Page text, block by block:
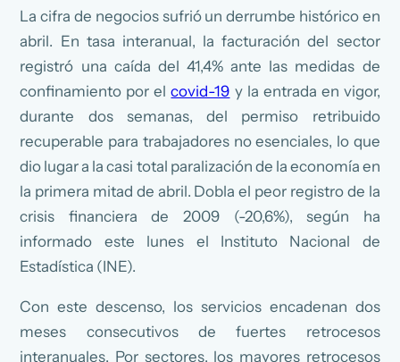
La cifra de negocios sufrió un derrumbe histórico en
abril. En tasa interanual, la facturación del sector
registró una caída del 41,4% ante las medidas de
confinamiento por elcovid-19 y la entrada en vigor,
durante dos semanas, del permiso retribuido
recuperable para trabajadores no esenciales, lo que
dio lugar a la casi total paralización de la economía en
la primera mitad de abril. Dobla el peor registro de la
crisis financiera de 2009 (-20,6%), según ha
informado este lunes el Instituto Nacional de
Estadística (INE).
Con este descenso, los servicios encadenan dos
meses consecutivos de fuertes retrocesos
interanuales. Por sectores, los mayores retrocesos